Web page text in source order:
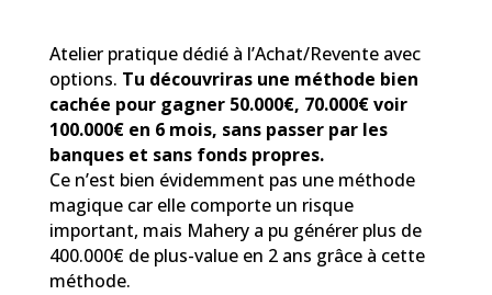
Atelier pratique dédié à l’Achat/Revente avec
options. Tu découvriras une méthode bien
cachée pour gagner 50.000€, 70.000€ voir
100.000€ en 6 mois, sans passer par les
banques et sans fonds propres.
Ce n’est bien évidemment pas une méthode
magique car elle comporte un risque
important, mais Mahery a pu générer plus de
400.000€ de plus-value en 2 ans grâce à cette
méthode.